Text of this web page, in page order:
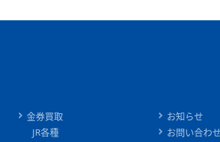
金券買取
JR各種
お知らせ
お問い合わせ